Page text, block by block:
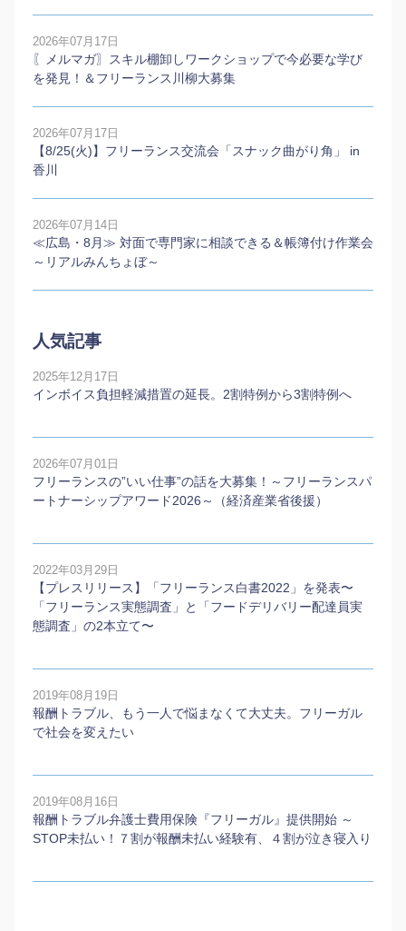
2026年07月17日
〖メルマガ〗スキル棚卸しワークショップで今必要な学び
を発見！＆フリーランス川柳大募集
2026年07月17日
【8/25(火)】フリーランス交流会「スナック曲がり角」 in
香川
2026年07月14日
≪広島・8月≫ 対面で専門家に相談できる＆帳簿付け作業会
～リアルみんちょぼ～
人気記事
2025年12月17日
インボイス負担軽減措置の延長。2割特例から3割特例へ
2026年07月01日
フリーランスの”いい仕事”の話を大募集！～フリーランスパ
ートナーシップアワード2026～（経済産業省後援）
2022年03月29日
【プレスリリース】「フリーランス白書2022」を発表〜
「フリーランス実態調査」と「フードデリバリー配達員実
態調査」の2本⽴て〜
2019年08月19日
報酬トラブル、もう一人で悩まなくて大丈夫。フリーガル
で社会を変えたい
2019年08月16日
報酬トラブル弁護士費用保険『フリーガル』提供開始 ～
STOP未払い！７割が報酬未払い経験有、４割が泣き寝入り